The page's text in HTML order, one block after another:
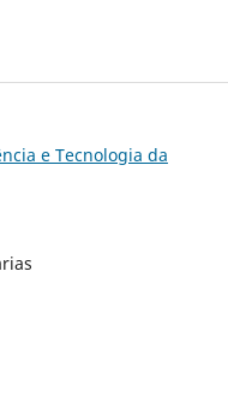
e Tecnologia da